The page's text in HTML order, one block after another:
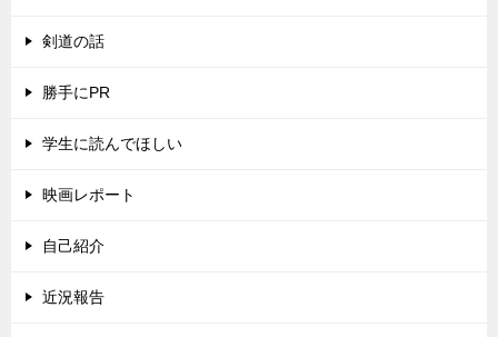
剣道の話
勝手にPR
学生に読んでほしい
映画レポート
自己紹介
近況報告